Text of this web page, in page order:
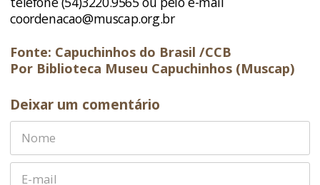
coordenacao@muscap.org.br
Fonte: Capuchinhos do Brasil /CCB
Por Biblioteca Museu Capuchinhos (Muscap)
Deixar um comentário